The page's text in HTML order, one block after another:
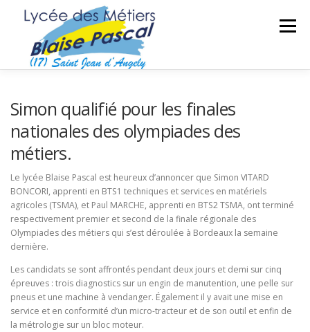
Menu
MAINTENANCE DES MATÉRIELS
SECTEUR SPORTIF FORMATIONS ADULTES
Simon qualifié pour les finales
nationales des olympiades des
métiers.
Le lycée Blaise Pascal est heureux d’annoncer que Simon VITARD
BONCORI, apprenti en BTS1 techniques et services en matériels
agricoles (TSMA), et Paul MARCHE, apprenti en BTS2 TSMA, ont terminé
respectivement premier et second de la finale régionale des
Olympiades des métiers qui s’est déroulée à Bordeaux la semaine
dernière.
Les candidats se sont affrontés pendant deux jours et demi sur cinq
épreuves : trois diagnostics sur un engin de manutention, une pelle sur
pneus et une machine à vendanger. Également il y avait une mise en
service et en conformité d’un micro-tracteur et de son outil et enfin de
la métrologie sur un bloc moteur.